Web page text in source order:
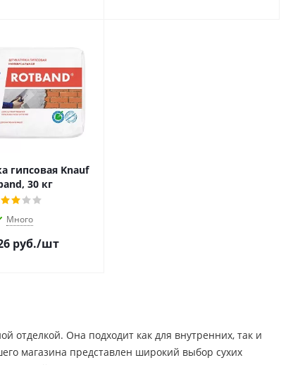
гипсовая Knauf
30 кг
Много
руб./шт
отделкой. Она подходит как для внутренних, так и
магазина представлен широкий выбор сухих